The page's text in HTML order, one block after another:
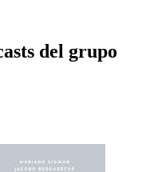
del grupo